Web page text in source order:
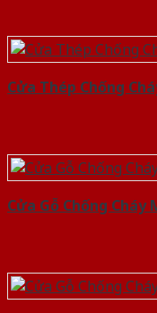
Cửa Thép Chống
Cửa Gỗ Chống Cháy